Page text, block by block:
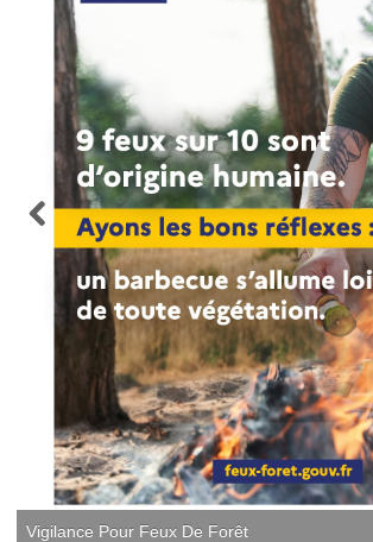
Vigilance Pour Feux De Forêt